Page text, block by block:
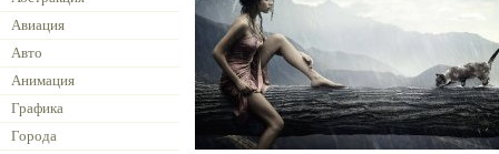
Авиация
Авто
Анимация
Графика
Города